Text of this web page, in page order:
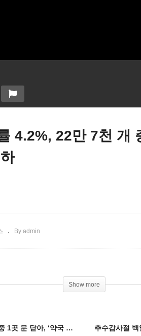
4.2%, 22만 7천 개
By admin
Show more
미 약국 3곳 중 1곳 문 닫아, ‘약국 사막 현실화’